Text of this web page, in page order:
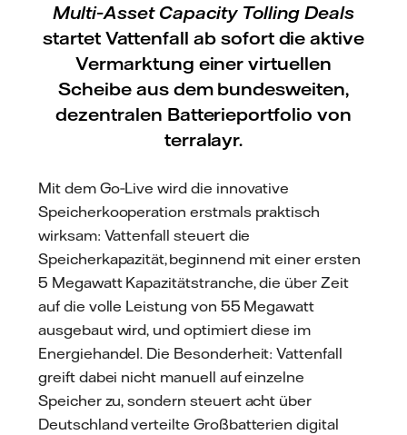
Multi‑Asset Capacity Tolling Deals
startet Vattenfall ab sofort die aktive
Vermarktung einer virtuellen
Scheibe aus dem bundesweiten,
dezentralen Batterieportfolio von
terralayr.
Mit dem Go‑Live wird die innovative
Speicherkooperation erstmals praktisch
wirksam: Vattenfall steuert die
Speicherkapazität, beginnend mit einer ersten
5 Megawatt Kapazitätstranche, die über Zeit
auf die volle Leistung von 55 Megawatt
ausgebaut wird, und optimiert diese im
Energiehandel. Die Besonderheit: Vattenfall
greift dabei nicht manuell auf einzelne
Speicher zu, sondern steuert acht über
Deutschland verteilte Großbatterien digital